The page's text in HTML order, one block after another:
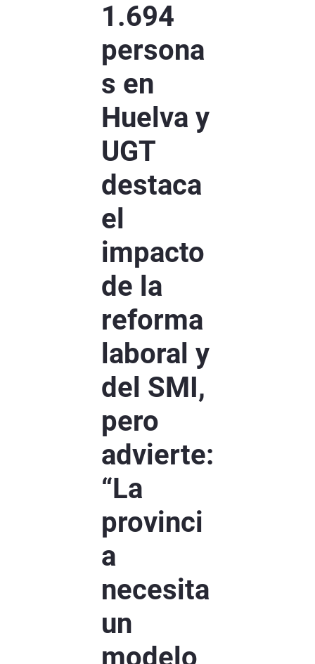
1.694
persona
s en
Huelva y
UGT
destaca
el
impacto
de la
reforma
laboral y
del SMI,
pero
advierte:
“La
provinci
a
necesita
un